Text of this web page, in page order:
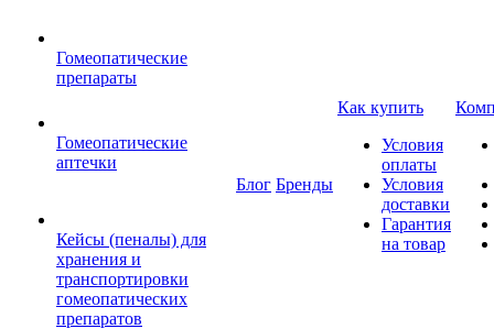
Гомеопатические
препараты
Гомеопатические
аптечки
Кейсы (пеналы) для
хранения и
транспортировки
гомеопатических
препаратов
Блог Бренды
Как купить
Условия
оплаты
Условия
доставки
Гарантия
на товар